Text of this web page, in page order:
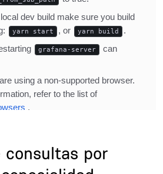
consultas por